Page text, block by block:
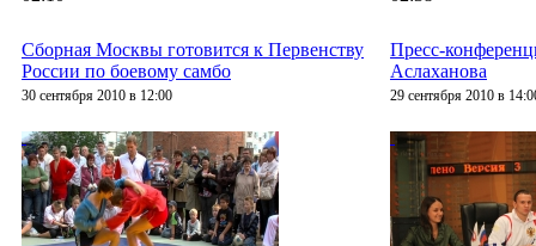
Сборная Москвы готовится к Первенству
России по боевому самбо
30 сентября 2010 в 12:00
Пресс-
Аслаханова
29 сентября 2010 в